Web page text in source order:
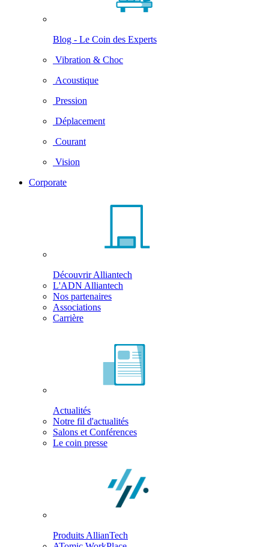
Blog - Le Coin des Experts
Vibration & Choc
Acoustique
Pression
Déplacement
Courant
Vision
Corporate
Découvrir Alliantech
L'ADN Alliantech
Nos partenaires
Associations
Carrière
Actualités
Notre fil d'actualités
Salons et Conférences
Le coin presse
Produits AllianTech